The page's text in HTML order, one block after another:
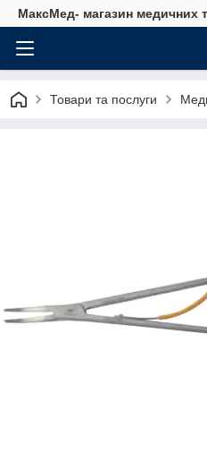
МаксМед- магазин медичних
Товари та послуги